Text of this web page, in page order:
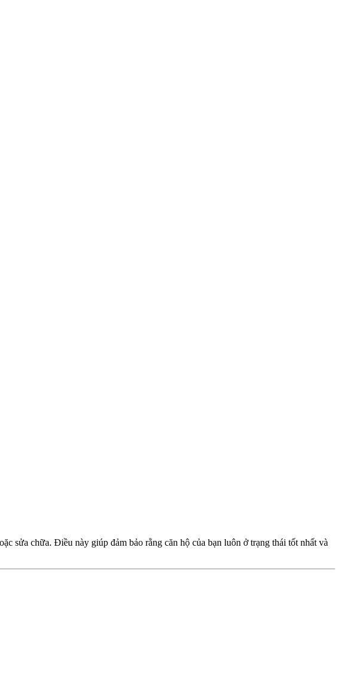
sửa chữa. Điều này giúp đảm bảo rằng căn hộ của bạn luôn ở trạng thái tốt nhất và